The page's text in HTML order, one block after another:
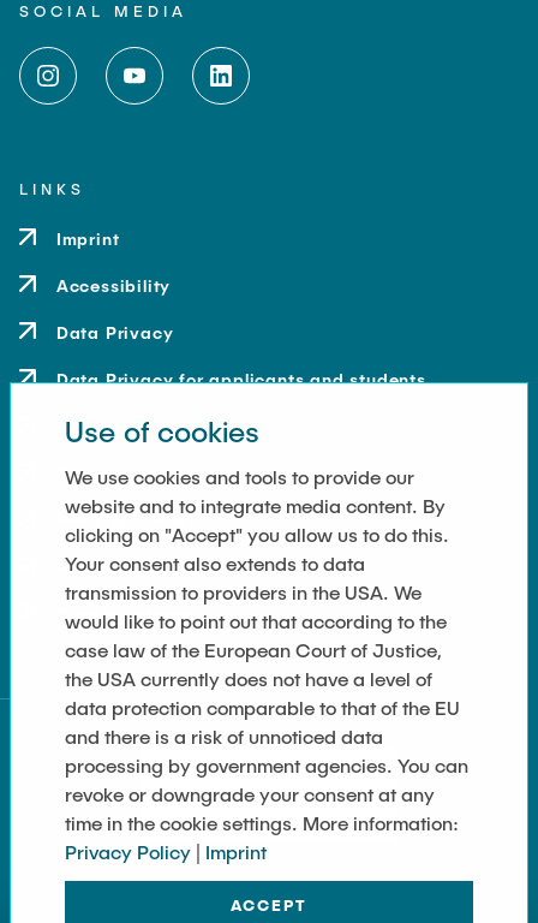
SOCIAL MEDIA
LINKS
Imprint
Accessibility
Data Privacy
Data Privacy for applicants and students
Contact
How to get here
Press and Media
Merchandise-Shop
Cookie Settings
Use of cookies
We use cookies and tools to provide our
website and to integrate media content. By
clicking on "Accept" you allow us to do this.
Your consent also extends to data
transmission to providers in the USA. We
would like to point out that according to the
case law of the European Court of Justice,
the USA currently does not have a level of
data protection comparable to that of the EU
and there is a risk of unnoticed data
processing by government agencies. You can
revoke or downgrade your consent at any
time in the cookie settings. More information:
Privacy Policy | Imprint
ACCEPT